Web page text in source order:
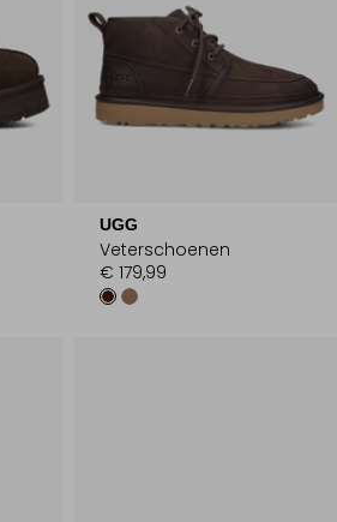
UGG
Veterschoenen
€ 179,99